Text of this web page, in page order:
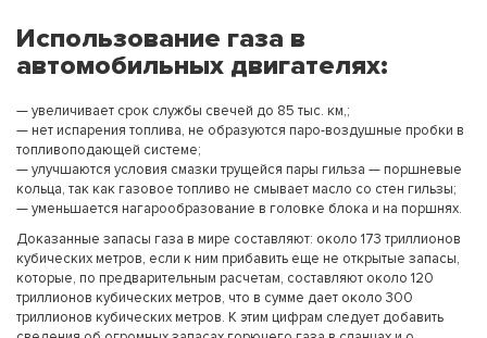
Использование газа в
автомобильных двигателях:
— увеличивает срок службы свечей до 85 тыс. км,;
— нет испарения топлива, не образуются паро-воздушные пробки в
топливоподающей системе;
— улучшаются условия смазки трущейся пары гильза — поршневые
кольца, так как газовое топливо не смывает масло со стен гильзы;
— уменьшается нагарообразование в головке блока и на поршнях.
Доказанные запасы газа в мире составляют: около 173 триллионов
кубических метров, если к ним прибавить еще не открытые запасы,
которые, по предварительным расчетам, составляют около 120
триллионов кубических метров, что в сумме дает около 300
триллионов кубических метров. К этим цифрам следует добавить